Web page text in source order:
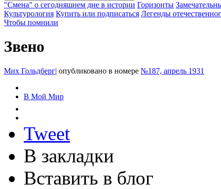
"Смена" о сегодняшнем дне в истории Горизонты
Культурология Купить или подписаться Легенды
Чтобы помнили
Звено
Мих Гольдберг| опубликовано в номере №187, апрель 1931
В Мой Мир
Tweet
В закладки
Вставить в блог